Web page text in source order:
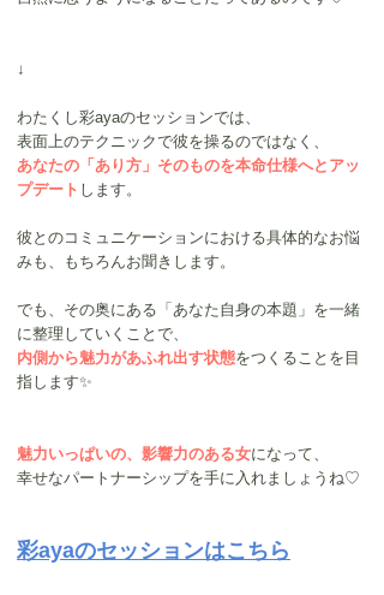
↓
わたくし彩ayaのセッションでは、
表面上のテクニックで彼を操るのではなく、
あなたの「あり方」そのものを本命仕様へとアッ
プデート します。
彼とのコミュニケーションにおける具体的なお悩
みも、もちろんお聞きします。
でも、その奥にある「あなた自身の本題」を一緒
に整理していくことで、
内側から魅力があふれ出す状態をつくることを目
指します✨
魅力いっぱいの、影響力のある女になって、
幸せなパートナーシップを手に入れましょうね♡
彩ayaのセッションはこちら